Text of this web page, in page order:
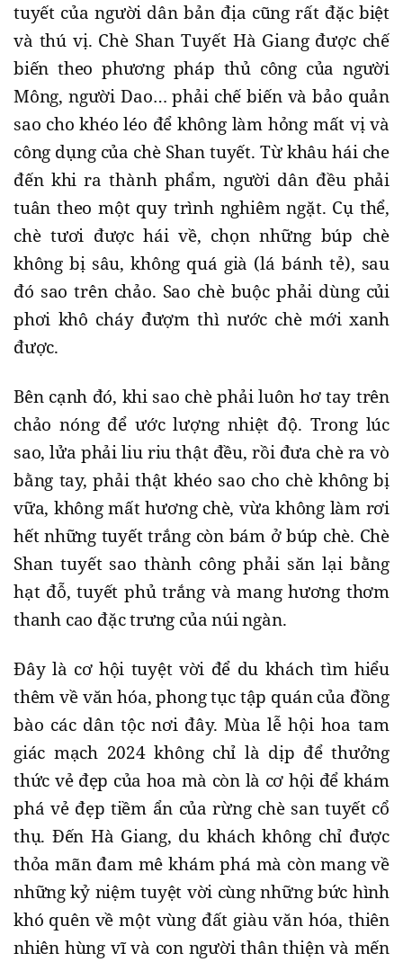
tuyết của người dân bản địa cũng rất đặc biệt
và thú vị. Chè Shan Tuyết Hà Giang được chế
biến theo phương pháp thủ công của người
Mông, người Dao… phải chế biến và bảo quản
sao cho khéo léo để không làm hỏng mất vị và
công dụng của chè Shan tuyết. Từ khâu hái che
đến khi ra thành phẩm, người dân đều phải
tuân theo một quy trình nghiêm ngặt. Cụ thể,
chè tươi được hái về, chọn những búp chè
không bị sâu, không quá già (lá bánh tẻ), sau
đó sao trên chảo. Sao chè buộc phải dùng củi
phơi khô cháy đượm thì nước chè mới xanh
được.
Bên cạnh đó, khi sao chè phải luôn hơ tay trên
chảo nóng để ước lượng nhiệt độ. Trong lúc
sao, lửa phải liu riu thật đều, rồi đưa chè ra vò
bằng tay, phải thật khéo sao cho chè không bị
vữa, không mất hương chè, vừa không làm rơi
hết những tuyết trắng còn bám ở búp chè. Chè
Shan tuyết sao thành công phải săn lại bằng
hạt đỗ, tuyết phủ trắng và mang hương thơm
thanh cao đặc trưng của núi ngàn.
Đây là cơ hội tuyệt vời để du khách tìm hiểu
thêm về văn hóa, phong tục tập quán của đồng
bào các dân tộc nơi đây. Mùa lễ hội hoa tam
giác mạch 2024 không chỉ là dịp để thưởng
thức vẻ đẹp của hoa mà còn là cơ hội để khám
phá vẻ đẹp tiềm ẩn của rừng chè san tuyết cổ
thụ. Đến Hà Giang, du khách không chỉ được
thỏa mãn đam mê khám phá mà còn mang về
những kỷ niệm tuyệt vời cùng những bức hình
khó quên về một vùng đất giàu văn hóa, thiên
nhiên hùng vĩ và con người thân thiện và mến